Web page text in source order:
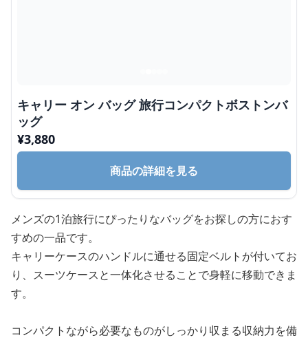
キャリー オン バッグ 旅行コンパクトボストンバ
ッグ
¥3,880
商品の詳細を見る
メンズの1泊旅行にぴったりなバッグをお探しの方におす
すめの一品です。
キャリーケースのハンドルに通せる固定ベルトが付いてお
り、スーツケースと一体化させることで身軽に移動できま
す。
コンパクトながら必要なものがしっかり収まる収納力を備